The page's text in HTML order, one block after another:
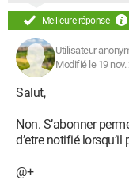
Meilleure réponse
Utilisateur
Modifié le 19 nov.
Salut,
Non. S’abonner
d’etre notifié
@+